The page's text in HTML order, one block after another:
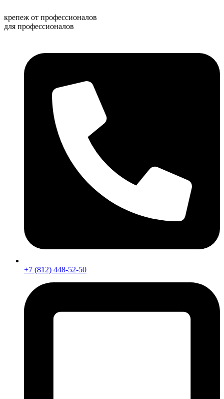
к
содержимому
крепеж от профессионалов
для профессионалов
+7 (812) 448-52-50